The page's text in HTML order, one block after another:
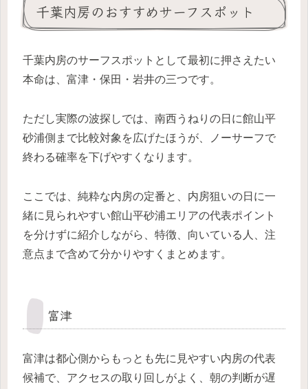
千葉内房のおすすめサーフスポット
千葉内房のサーフスポットとして最初に押さえたい
本命は、富津・保田・岩井の三つです。
ただし実際の波探しでは、南西うねりの日に館山平
砂浦側まで比較対象を広げたほうが、ノーサーフで
終わる確率を下げやすくなります。
ここでは、純粋な内房の定番と、内房狙いの日に一
緒に見られやすい館山平砂浦エリアの代表ポイント
を分けずに紹介しながら、特徴、向いている人、注
意点まで含めて分かりやすくまとめます。
富津
富津は都心側からもっとも先に見やすい内房の代表
候補で、アクセスの取り回しがよく、朝の判断が遅